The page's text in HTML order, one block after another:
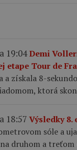
19:04Demi
etape Tour de
a získala 8-
ktorá
18:57 Výsledky 8.
sóle a
druhom a treťom